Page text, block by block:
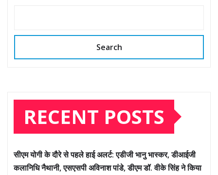
Search
RECENT POSTS
सीएम योगी के दौरे से पहले हाई अलर्ट: एडीजी भानु भास्कर, डीआईजी
कलानिधि नैथानी, एसएसपी अविनाश पांडे, डीएम डॉ. वीके सिंह ने किया